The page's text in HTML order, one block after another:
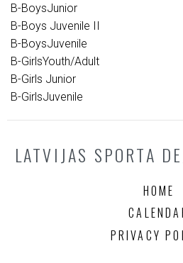
B-BoysJunior
B-Boys Juvenile II
B-BoysJuvenile
B-GirlsYouth/Adult
B-Girls Junior
B-GirlsJuvenile
LATVIJAS SPORTA
HOME
PRIVACY